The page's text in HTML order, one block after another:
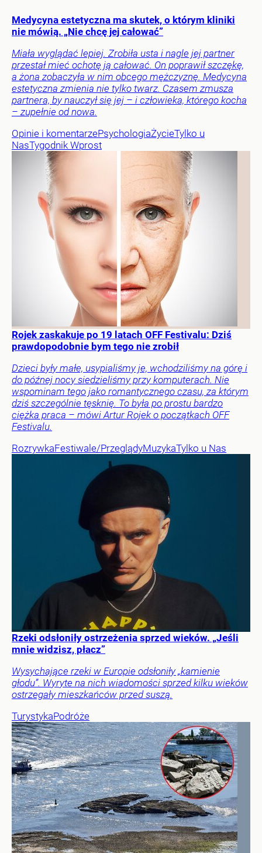
Medycyna estetyczna ma skutek, o którym kliniki
nie mówią. „Nie chcę jej całować”
Miała wyglądać lepiej. Zrobiła usta i nagle jej partner
przestał mieć ochotę ją całować. On poprawił szczękę,
a żona zobaczyła w nim obcego mężczyznę. Medycyna
estetyczna zmienia nie tylko twarz. Czasem zmusza
partnera, by nauczył się jej – i człowieka, którego kocha
– zupełnie od nowa.
Opinie i komentarzePsychologiaŻycieTylko u
NasTygodnik Wprost
Rojek zaskakuje po 19 latach OFF Festivalu: Dziś
prawdopodobnie bym tego nie zrobił
Dzieci były małe, usypialiśmy je, wchodziliśmy na górę i
do późnej nocy siedzieliśmy przy komputerach. Nie
wspominam tego jako romantycznego czasu, za którym
dziś szczególnie tęsknię. To była po prostu bardzo
ciężka praca – mówi Artur Rojek o początkach OFF
Festivalu.
RozrywkaFestiwale/PrzeglądyMuzykaTylko u Nas
Rzeki odsłoniły ostrzeżenia sprzed wieków. „Jeśli
mnie widzisz, płacz”
Wysychające rzeki w Europie odsłoniły „kamienie
głodu”. Wyryte na nich wiadomości sprzed kilku wieków
ostrzegały mieszkańców przed suszą.
TurystykaPodróże